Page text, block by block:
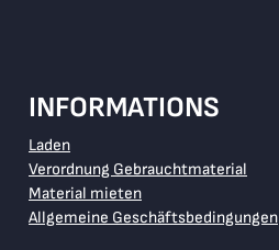
INFORMATIONS
Laden
Verordnung Gebrauchtmaterial
Material mieten
Allgemeine Geschäftsbedingungen